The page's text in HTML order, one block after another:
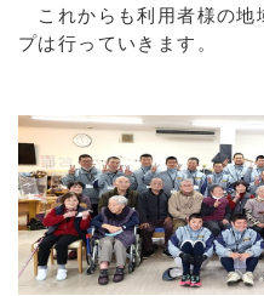
これからも利用者様の地
プは行っていきます。